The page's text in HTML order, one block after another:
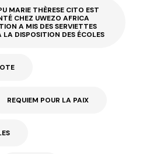
MARIE THÈRESE CITO EST
CHEZ UWEZO AFRICA
A MIS DES SERVIETTES
LA DISPOSITION DES ÉCOLES
REQUIEM POUR LA PAIX